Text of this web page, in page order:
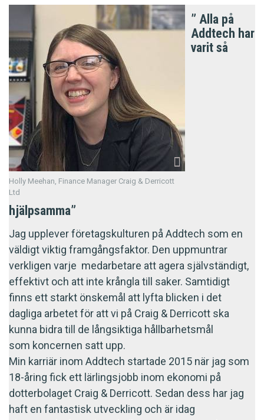
Holly Meehan, Finance Manager Craig & Derricott
Ltd
” Alla på
Addtech har
varit så
hjälpsamma”
Jag upplever företagskulturen på Addtech som en
väldigt viktig framgångsfaktor. Den uppmuntrar
verkligen varje medarbetare att agera självständigt,
effektivt och att inte krångla till saker. Samtidigt
finns ett starkt önskemål att lyfta blicken i det
dagliga arbetet för att vi på Craig & Derricott ska
kunna bidra till de långsiktiga hållbarhetsmål
som koncernen satt upp.
Min karriär inom Addtech startade 2015 när jag som
18-åring fick ett lärlingsjobb inom ekonomi på
dotterbolaget Craig & Derricott. Sedan dess har jag
haft en fantastisk utveckling och är idag